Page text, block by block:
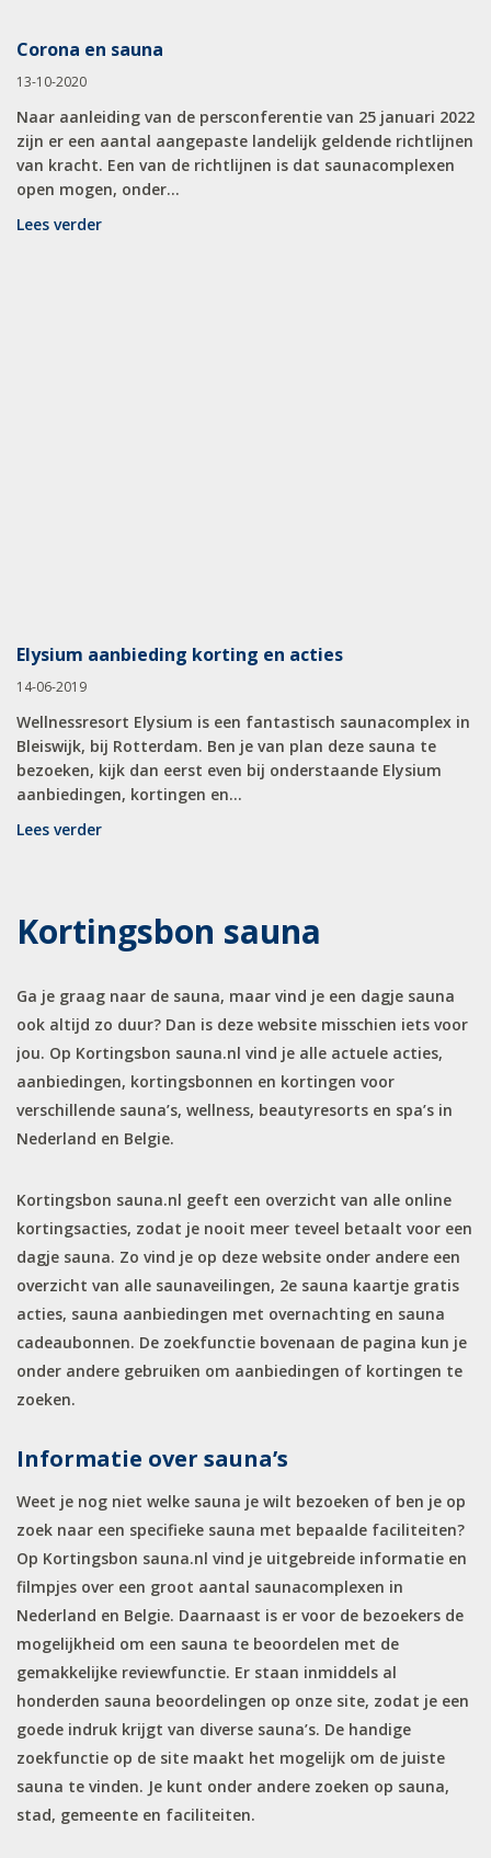
Corona en sauna
13-10-2020
Naar aanleiding van de persconferentie van 25 januari 2022
zijn er een aantal aangepaste landelijk geldende richtlijnen
van kracht. Een van de richtlijnen is dat saunacomplexen
open mogen, onder...
Lees verder
Elysium aanbieding korting en acties
14-06-2019
Wellnessresort Elysium is een fantastisch saunacomplex in
Bleiswijk, bij Rotterdam. Ben je van plan deze sauna te
bezoeken, kijk dan eerst even bij onderstaande Elysium
aanbiedingen, kortingen en...
Lees verder
Kortingsbon sauna
Ga je graag naar de sauna, maar vind je een dagje sauna
ook altijd zo duur? Dan is deze website misschien iets voor
jou. Op Kortingsbon sauna.nl vind je alle actuele acties,
aanbiedingen, kortingsbonnen en kortingen voor
verschillende sauna’s, wellness, beautyresorts en spa’s in
Nederland en Belgie.
Kortingsbon sauna.nl geeft een overzicht van alle online
kortingsacties, zodat je nooit meer teveel betaalt voor een
dagje sauna. Zo vind je op deze website onder andere een
overzicht van alle saunaveilingen, 2e sauna kaartje gratis
acties, sauna aanbiedingen met overnachting en sauna
cadeaubonnen. De zoekfunctie bovenaan de pagina kun je
onder andere gebruiken om aanbiedingen of kortingen te
zoeken.
Informatie over sauna’s
Weet je nog niet welke sauna je wilt bezoeken of ben je op
zoek naar een specifieke sauna met bepaalde faciliteiten?
Op Kortingsbon sauna.nl vind je uitgebreide informatie en
filmpjes over een groot aantal saunacomplexen in
Nederland en Belgie. Daarnaast is er voor de bezoekers de
mogelijkheid om een sauna te beoordelen met de
gemakkelijke reviewfunctie. Er staan inmiddels al
honderden sauna beoordelingen op onze site, zodat je een
goede indruk krijgt van diverse sauna’s. De handige
zoekfunctie op de site maakt het mogelijk om de juiste
sauna te vinden. Je kunt onder andere zoeken op sauna,
stad, gemeente en faciliteiten.